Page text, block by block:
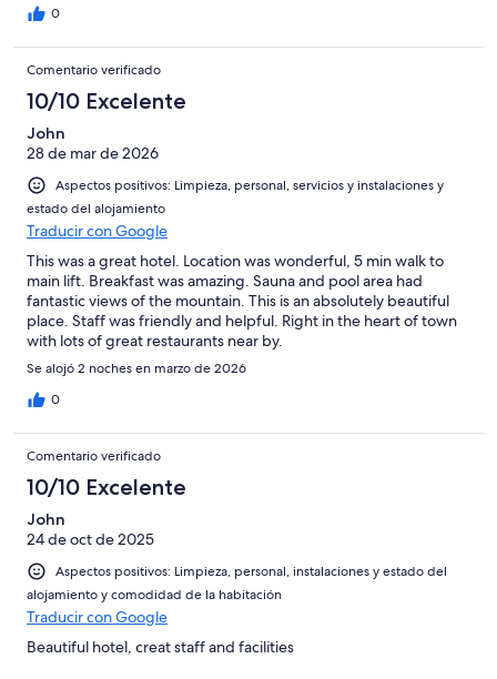
0
Comentario verificado
10/10 Excelente
John
28 de mar de 2026
Aspectos positivos: Limpieza, personal, servicios y instalaciones y
estado del alojamiento
Traducir con Google
This was a great hotel. Location was wonderful, 5 min walk to
main lift. Breakfast was amazing. Sauna and pool area had
fantastic views of the mountain. This is an absolutely beautiful
place. Staff was friendly and helpful. Right in the heart of town
with lots of great restaurants near by.
Se alojó 2 noches en marzo de 2026
0
Comentario verificado
10/10 Excelente
John
24 de oct de 2025
Aspectos positivos: Limpieza, personal, instalaciones y estado del
alojamiento y comodidad de la habitación
Traducir con Google
Beautiful hotel, creat staff and facilities